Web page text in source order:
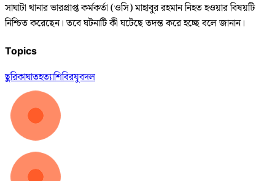
সাঘাটা থানার ভারপ্রাপ্ত কর্মকর্তা (ওসি) মাহাবুর রহমান নিহত হওয়ার বিষয়টি
নিশ্চিত করেছেন। তবে ঘটনাটি কী ঘটেছে তদন্ত করে হচ্ছে বলে জানান।
Topics
ছুরিকাঘাতহত্যাশিবিরযুবদল